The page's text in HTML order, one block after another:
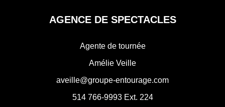
AGENCE DE SPECTACLES
Agente de tournée
Amélie Veille
aveille@groupe-entourage.com
514 766-9993Ext. 224